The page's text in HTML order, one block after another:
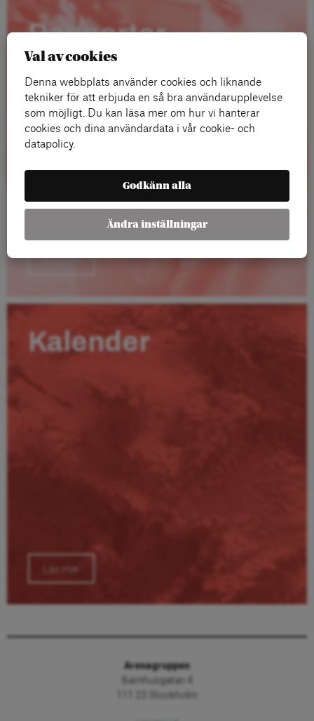
Rapporter
Läs mer
Kalender
Läs mer
Arenagruppen
Barnhusgatan 4
111 23 Stockholm
Val av cookies
Denna webbplats använder cookies och liknande
tekniker för att erbjuda en så bra användarupplevelse
som möjligt. Du kan läsa mer om hur vi hanterar
cookies och dina användardata i vår cookie- och
datapolicy.
Godkänn alla
Ändra inställningar